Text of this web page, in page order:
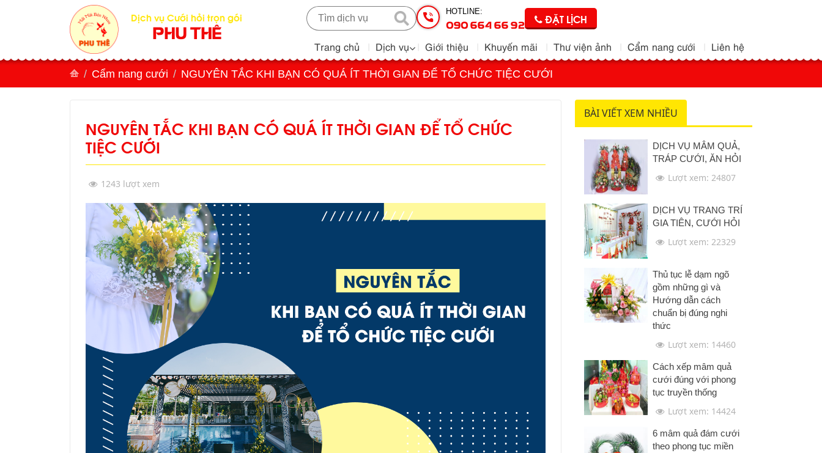
Dịch vụ Cưới hỏi trọn gói
PHU THÊ
HOTLINE:
090 664 66 92 ĐẶT LỊCH
Trang chủ Dịch vụ Giới thiệu Khuyến mãi Thư viện ảnh Cẩm nang cưới Liên hệ
Cẩm nang cưới NGUYÊN TẮC KHI BẠN CÓ QUÁ ÍT THỜI GIAN ĐỂ TỔ CHỨC TIỆC CƯỚI
NGUYÊN TẮC KHI BẠN CÓ QUÁ ÍT THỜI GIAN ĐỂ TỔ CHỨC
TIỆC CƯỚI
1243 lượt xem
BÀI VIẾT XEM NHIỀU
DỊCH VỤ MÂM QUẢ,
TRÁP CƯỚI, ĂN HỎI
Lượt xem: 24807
DỊCH VỤ TRANG TRÍ
GIA TIÊN, CƯỚI HỎI
Lượt xem: 22329
Thủ tục lễ dạm ngõ
gồm những gì và
Hướng dẫn cách
chuẩn bị đúng nghi
thức
Lượt xem: 14460
Cách xếp mâm quả
cưới đúng với phong
tục truyền thống
Lượt xem: 14424
6 mâm quả đám cưới
theo phong tục miền